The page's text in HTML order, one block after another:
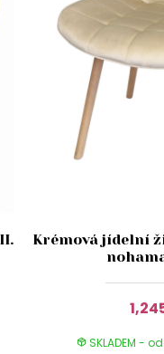
Krémová jídelní
SKLADEM -